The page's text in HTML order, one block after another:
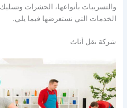
والتسريبات بأنواعها، الحشرات
الخدمات التي نستعرضها فيما يلي.
شركة نقل أثاث